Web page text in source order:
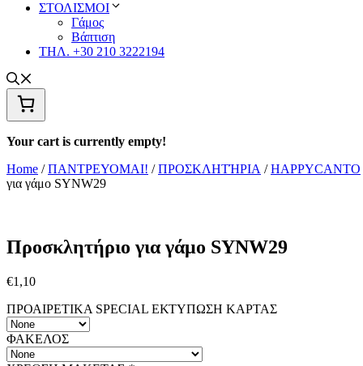
ΣΤΟΛΙΣΜΟΙ
Γάμος
Βάπτιση
ΤΗΛ. +30 210 3222194
Your cart is currently empty!
Home /ΠΑΝΤΡΕΥΟΜΑΙ! /ΠΡΟΣΚΛΗΤΉΡΙΑ /HAPPYCANTO
για γάμο SYNW29
Προσκλητήριο για γάμο SYNW29
€1,10
ΠΡΟΑΙΡΕΤΙΚΑ SPECIAL ΕΚΤΥΠΩΣΗ KAΡΤΑΣ
ΦΑΚΕΛΟΣ